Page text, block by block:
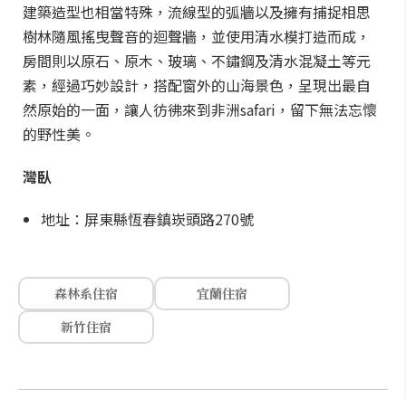
建築造型也相當特殊，流線型的弧牆以及擁有捕捉相思
樹林隨風搖曳聲音的迴聲牆，並使用清水模打造而成，
房間則以原石、原木、玻璃、不鏽鋼及清水混凝土等元
素，經過巧妙設計，搭配窗外的山海景色，呈現出最自
然原始的一面，讓人彷彿來到非洲safari，留下無法忘懷
的野性美。
灣臥
地址：屏東縣恆春鎮崁頭路270號
森林系住宿
宜蘭住宿
新竹住宿